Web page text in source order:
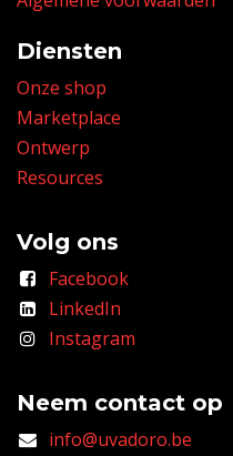
Diensten
Onze shop
Marketplace
Ontwerp
Resources
Volg ons
Facebook
LinkedIn
Instagram
Neem contact op
info@uvadoro.be